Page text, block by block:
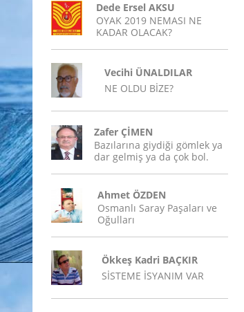
Dede Ersel AKSU
OYAK 2019 NEMASI NE
KADAR OLACAK?
Vecihi ÜNALDILAR
NE OLDU BİZE?
Zafer ÇİMEN
Bazılarına giydiği gömlek ya
dar gelmiş ya da çok bol.
Ahmet ÖZDEN
Osmanlı Saray Paşaları ve
Oğulları
Ökkeş Kadri BAÇKIR
SİSTEME İSYANIM VAR